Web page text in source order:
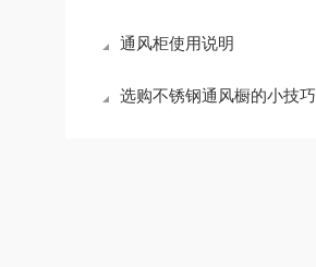
通风柜使用说明
选购不锈钢通风橱的小技巧